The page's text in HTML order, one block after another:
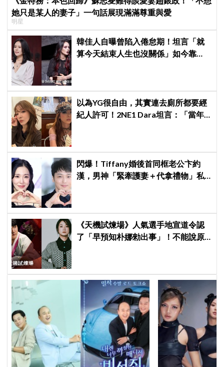
她只是某人的妻子」一句話展現滿滿尊重與愛
明星
韓佳人自曝曾陷入倦怠期！坦言「就
算今天結束人生也沒關係」如今靠
以為YG很自由，其實連去廁所都要經
紀人許可！2NE1 Dara坦言：「當年
閃爆！Tiffany婚後首同框老公卞約
漢，男神「緊牽護妻＋代拿禮物」私
《天機試煉場》人氣選手地宣道令認
了「早預知朴娜勑出事」！不能說原